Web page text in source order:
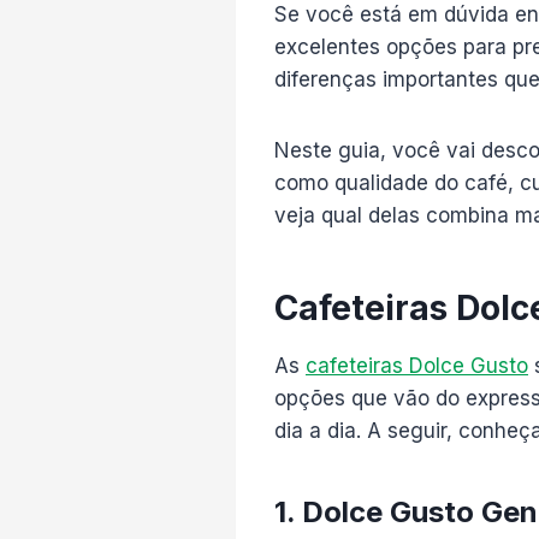
Se você está em dúvida
excelentes opções para
diferenças importantes
Neste guia, você vai
como qualidade do café,
veja qual delas combina
Cafeteiras
As cafeteiras Dolce Gusto
opções que vão do
dia a dia. A seguir,
1. Dolce Gusto